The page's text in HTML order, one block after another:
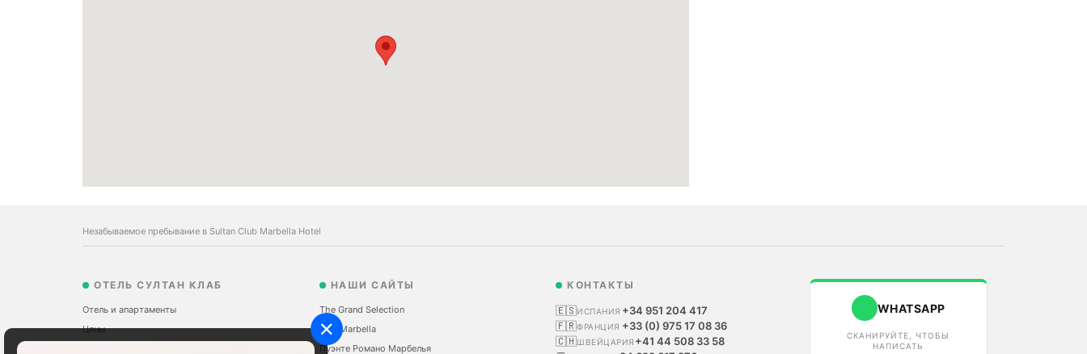
Незабываемое пребывание в Sultan Club Marbella Hotel
ОТЕЛЬ СУЛТАН КЛАБ
Отель и апартаменты
Цены
НАШИ САЙТЫ
The Grand Selection
Sale Marbella
Пуэнте Романо Марбелья
КОНТАКТЫ
🇪🇸ИСПАНИЯ +34 951 204 417
🇫🇷ФРАНЦИЯ +33 (0) 975 17 08 36
🇨🇭ШВЕЙЦАРИЯ +41 44 508 33 58
WHATSAPP
СКАНИРУЙТЕ, ЧТОБЫ
НАПИСАТЬ